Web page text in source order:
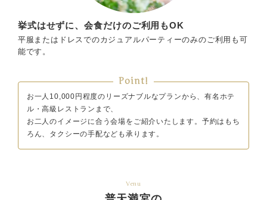
挙式はせずに、会食だけのご利用もOK
平服またはドレスでのカジュアルパーティーのみのご利用も可
能です。
Point!
お一人10,000円程度のリーズナブルなプランから、有名ホテ
ル・高級レストランまで、
お二人のイメージに合う会場をご紹介いたします。予約はもち
ろん、タクシーの手配なども承ります。
Venu